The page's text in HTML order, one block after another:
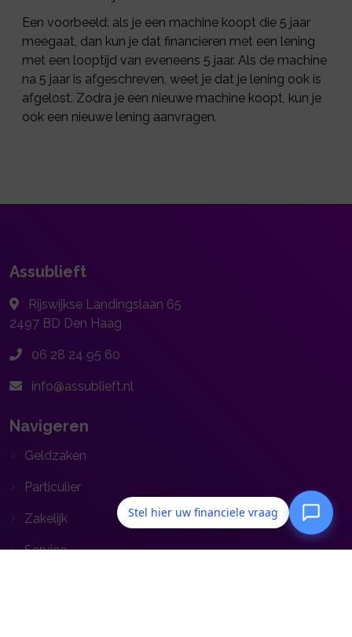
Een voorbeeld: als je een machine koopt die 5 jaar
meegaat, dan kun je dat financieren met een lening
met een looptijd van eveneens 5 jaar. Als de machine
na 5 jaar is afgeschreven, weet je dat je lening ook is
afgelost. Zodra je een nieuwe machine koopt, kun je
ook een nieuwe lening aanvragen.
Assublieft
Rijswijkse Landingslaan 65
2497 BD Den Haag
06 28 24 95 60
info@assublieft.nl
Navigeren
Geldzaken
Particulier
Zakelijk
Service
Stel hier uw financiele vraag